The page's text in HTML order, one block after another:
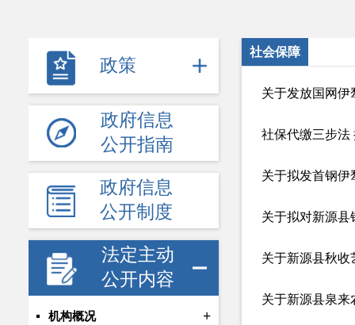
政策
政府信息
公开指南
政府信息
公开制度
法定主动
公开内容
机构概况 +
社会保障
社保代缴三步法
关于拟发首钢伊
关于拟对新源县
关于新源县秋收
关于新源县泉来